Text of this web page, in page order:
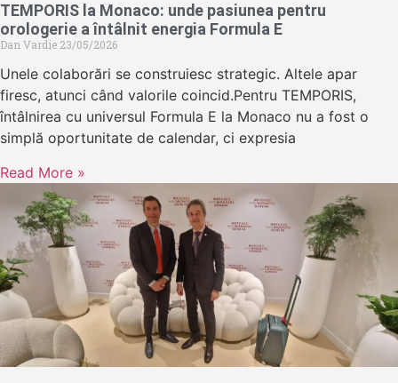
TEMPORIS la Monaco: unde pasiunea pentru
orologerie a întâlnit energia Formula E
Dan Vardie 23/05/2026
Unele colaborări se construiesc strategic. Altele apar
firesc, atunci când valorile coincid.Pentru TEMPORIS,
întâlnirea cu universul Formula E la Monaco nu a fost o
simplă oportunitate de calendar, ci expresia
Read More »